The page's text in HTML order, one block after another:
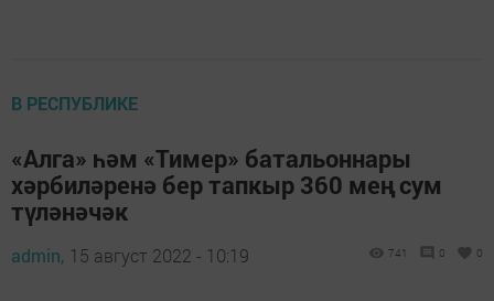
В РЕСПУБЛИКЕ
«Алга» һәм «Тимер» батальоннары
хәрбиләренә бер тапкыр 360 мең сум
түләнәчәк
admin, 15 август 2022 - 10:19 741 0 0